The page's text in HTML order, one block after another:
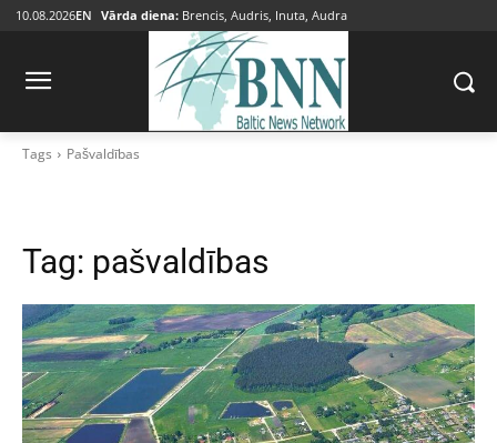
10.08.2026EN Vārda diena: Brencis, Audris, Inuta, Audra
Tags Pašvaldības
Tag: pašvaldības